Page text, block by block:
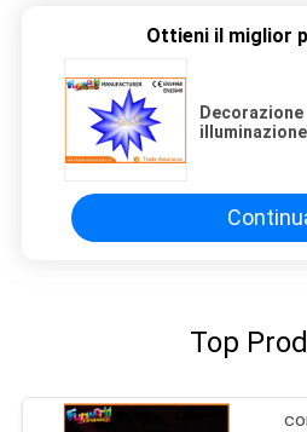
Ottieni il miglior
Top